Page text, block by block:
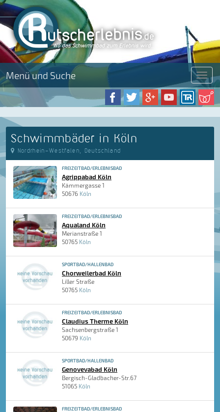
Menü und Suche Menü
Schwimmbäder in Köln
Nordrhein-Westfalen, Deutschland
FREIZEITBAD/ERLEBNISBAD
Agrippabad Köln
Kämmergasse 1
50676 Köln
FREIZEITBAD/ERLEBNISBAD
Aqualand Köln
Merianstraße 1
50765 Köln
SPORTBAD/HALLENBAD
Chorweilerbad Köln
Liller Straße
50765 Köln
FREIZEITBAD/ERLEBNISBAD
Claudius Therme Köln
Sachsenbergstraße 1
50679 Köln
SPORTBAD/HALLENBAD
Genovevabad Köln
Bergisch-Gladbacher-Str.67
51065 Köln
FREIZEITBAD/ERLEBNISBAD